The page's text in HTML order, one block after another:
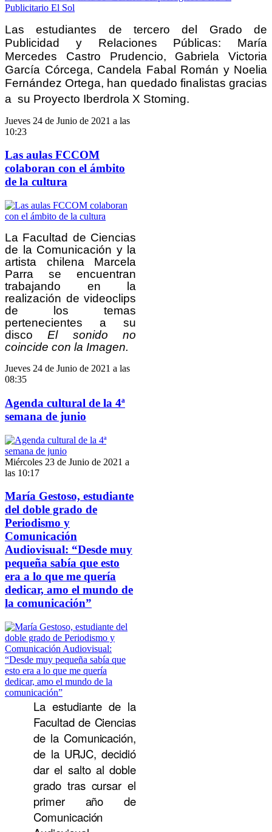
Las estudiantes de tercero del Grado de
Publicidad y Relaciones Públicas: María
Mercedes Castro Prudencio, Gabriela Victoria
García Córcega, Candela Fabal Román y Noelia
Fernández Ortega, han quedado finalistas gracias
a  su Proyecto Iberdrola X Stoming.
Jueves 24 de Junio de 2021 a las
10:23
Las aulas FCCOM
colaboran con el ámbito
de la cultura
La Facultad de Ciencias
de la Comunicación y la
artista chilena Marcela
Parra se encuentran
trabajando en la
realización de videoclips
de los temas
pertenecientes a su
discoEl sonido no
coincide con la Imagen.
Jueves 24 de Junio de 2021 a las
08:35
Agenda cultural de la 4ª
semana de junio
Miércoles 23 de Junio de 2021 a
las 10:17
María Gestoso, estudiante
del doble grado de
Periodismo y
Comunicación
Audiovisual: “Desde muy
pequeña sabía que esto
era a lo que me quería
dedicar, amo el mundo de
la comunicación”
La estudiante de la
Facultad de Ciencias
de la Comunicación,
de la URJC, decidió
dar el salto al doble
grado tras cursar el
primer año de
Comunicación